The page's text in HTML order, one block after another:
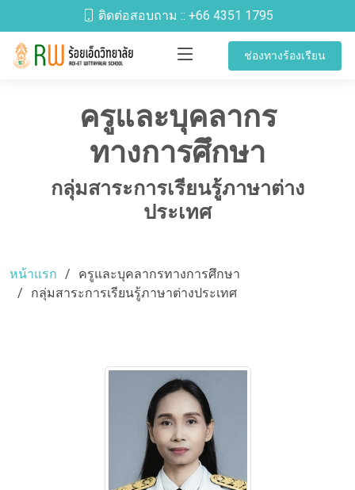
ติดต่อสอบถาม :: +66 4351 1795
ช่องทางร้องเรียน
ครูและบุคลากร
ทางการศึกษา
กลุ่มสาระการเรียนรู้ภาษาต่าง
ประเทศ
หน้าแรก
ครูและบุคลากรทางการศึกษา
กลุ่มสาระการเรียนรู้ภาษาต่างประเทศ